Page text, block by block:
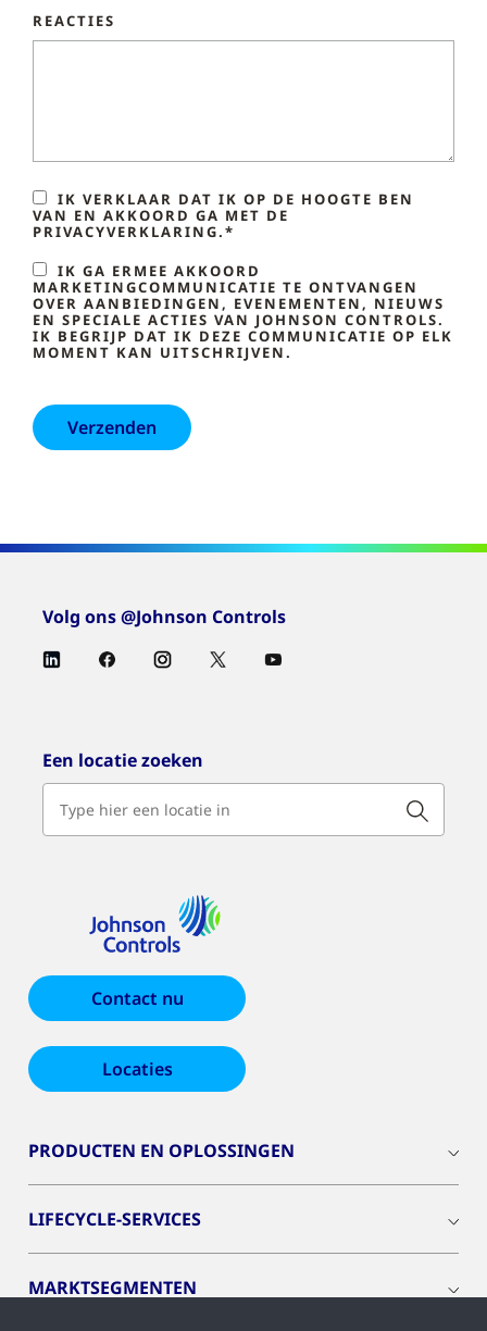
REACTIES
IK VERKLAAR DAT IK OP DE HOOGTE BEN
VAN EN AKKOORD GA MET DE
PRIVACYVERKLARING.*
IK GA ERMEE AKKOORD
MARKETINGCOMMUNICATIE TE ONTVANGEN
OVER AANBIEDINGEN, EVENEMENTEN, NIEUWS
EN SPECIALE ACTIES VAN JOHNSON CONTROLS.
IK BEGRIJP DAT IK DEZE COMMUNICATIE OP ELK
MOMENT KAN UITSCHRIJVEN.
Volg ons @Johnson Controls
Een locatie zoeken
Contact nu
Locaties
PRODUCTEN EN OPLOSSINGEN
LIFECYCLE-SERVICES
MARKTSEGMENTEN